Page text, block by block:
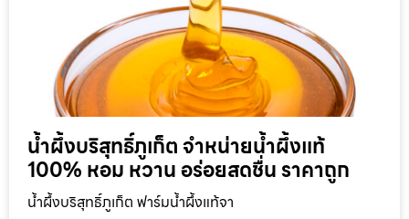
น้ำผึ้งบริสุทธิ์ภูเก็ต จำหน่ายน้ำผึ้งแท้
100% หอม หวาน อร่อยสดชื่น ราคาถูก
น้ำผึ้งบริสุทธิ์ภูเก็ต ฟาร์มน้ำผึ้งแท้จา